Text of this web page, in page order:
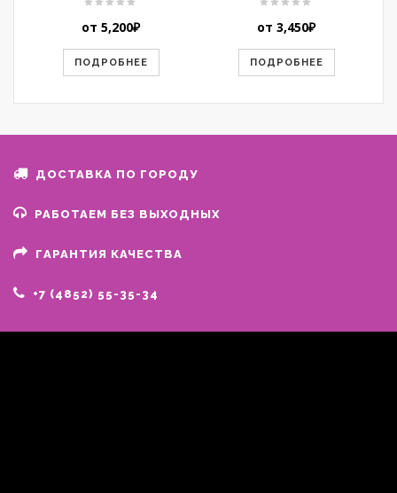
от 5,200₽
ПОДРОБНЕЕ
от 3,450₽
ПОДРОБНЕЕ
ДОСТАВКА ПО ГОРОДУ
РАБОТАЕМ БЕЗ ВЫХОДНЫХ
ГАРАНТИЯ КАЧЕСТВА
+7 (4852) 55-35-34